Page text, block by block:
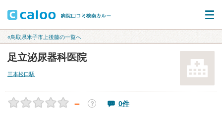
«鳥取県米子市上後藤の一覧へ
足立泌尿器科医院
三本松口駅
－ ？ 0件